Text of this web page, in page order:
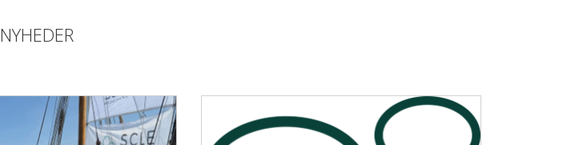
NYHEDER